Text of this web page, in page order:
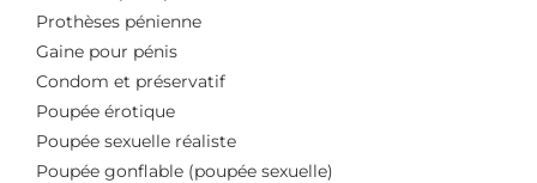
Prothèses pénienne
Gaine pour pénis
Condom et préservatif
Poupée érotique
Poupée sexuelle réaliste
Poupée gonflable (poupée sexuelle)